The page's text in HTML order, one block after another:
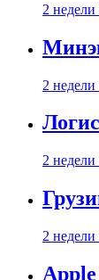
2 недели
2 недели
2 недели
2 недели